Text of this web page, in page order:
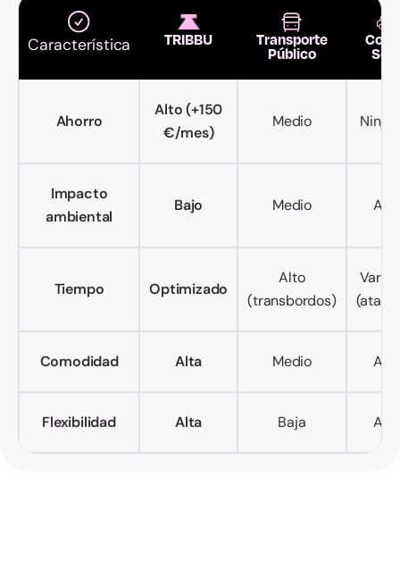
Característica TRIBBU Transporte
Público Solo
Ahorro
Alto (+150
€/mes)
Medio
Impacto
ambiental
Bajo Medio Alto
Tiempo Optimizado
Alto
(transbordos)
Comodidad Alta Medio Alto
Flexibilidad Alta Baja Alta